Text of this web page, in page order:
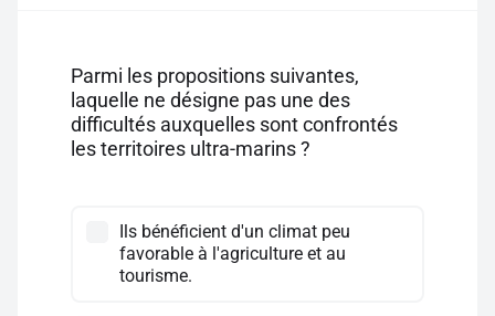
Pour profiter de 10 contenus offerts.
Parmi les propositions suivantes,
laquelle ne désigne pas une des
difficultés auxquelles sont confrontés
les territoires ultra-marins ?
Ils bénéficient d'un climat peu
favorable à l'agriculture et au
tourisme.